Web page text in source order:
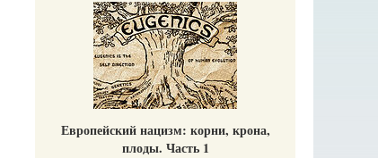
Европейский нацизм: корни, крона,
плоды. Часть 1